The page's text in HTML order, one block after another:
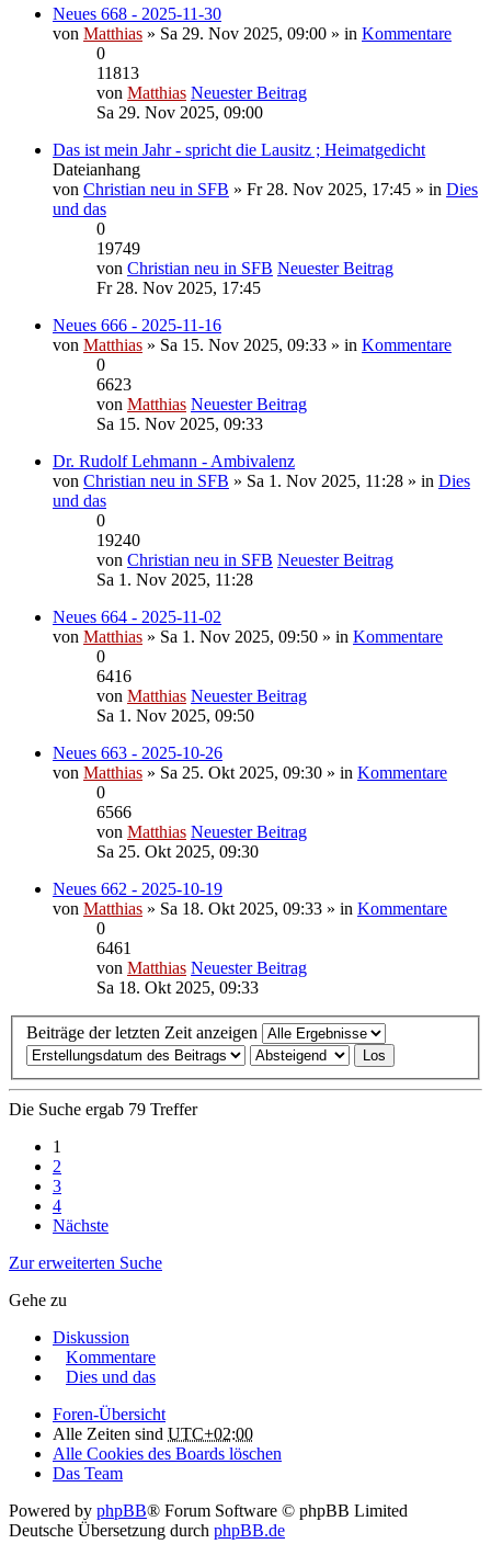
Neues 668 - 2025-11-30
von Matthias » Sa 29. Nov 2025, 09:00 » in Kommentare
0
11813
von Matthias Neuester Beitrag
Sa 29. Nov 2025, 09:00
Das ist mein Jahr - spricht die Lausitz ; Heimatgedicht
Dateianhang
von Christian neu in SFB » Fr 28. Nov 2025, 17:45 » in Dies
und das
0
19749
von Christian neu in SFB Neuester Beitrag
Fr 28. Nov 2025, 17:45
Neues 666 - 2025-11-16
von Matthias » Sa 15. Nov 2025, 09:33 » in Kommentare
0
6623
von Matthias Neuester Beitrag
Sa 15. Nov 2025, 09:33
Dr. Rudolf Lehmann - Ambivalenz
von Christian neu in SFB » Sa 1. Nov 2025, 11:28 » in Dies
und das
0
19240
von Christian neu in SFB Neuester Beitrag
Sa 1. Nov 2025, 11:28
Neues 664 - 2025-11-02
von Matthias » Sa 1. Nov 2025, 09:50 » in Kommentare
0
6416
von Matthias Neuester Beitrag
Sa 1. Nov 2025, 09:50
Neues 663 - 2025-10-26
von Matthias » Sa 25. Okt 2025, 09:30 » in Kommentare
0
6566
von Matthias Neuester Beitrag
Sa 25. Okt 2025, 09:30
Neues 662 - 2025-10-19
von Matthias » Sa 18. Okt 2025, 09:33 » in Kommentare
0
6461
von Matthias Neuester Beitrag
Sa 18. Okt 2025, 09:33
Beiträge der letzten Zeit anzeigen
Die Suche ergab 79 Treffer
1
2
3
4
Nächste
Zur erweiterten Suche
Gehe zu
Diskussion
Kommentare
Dies und das
Foren-Übersicht
Alle Zeiten sind UTC+02:00
Alle Cookies des Boards löschen
Das Team
Powered by phpBB® Forum Software © phpBB Limited
Deutsche Übersetzung durch phpBB.de